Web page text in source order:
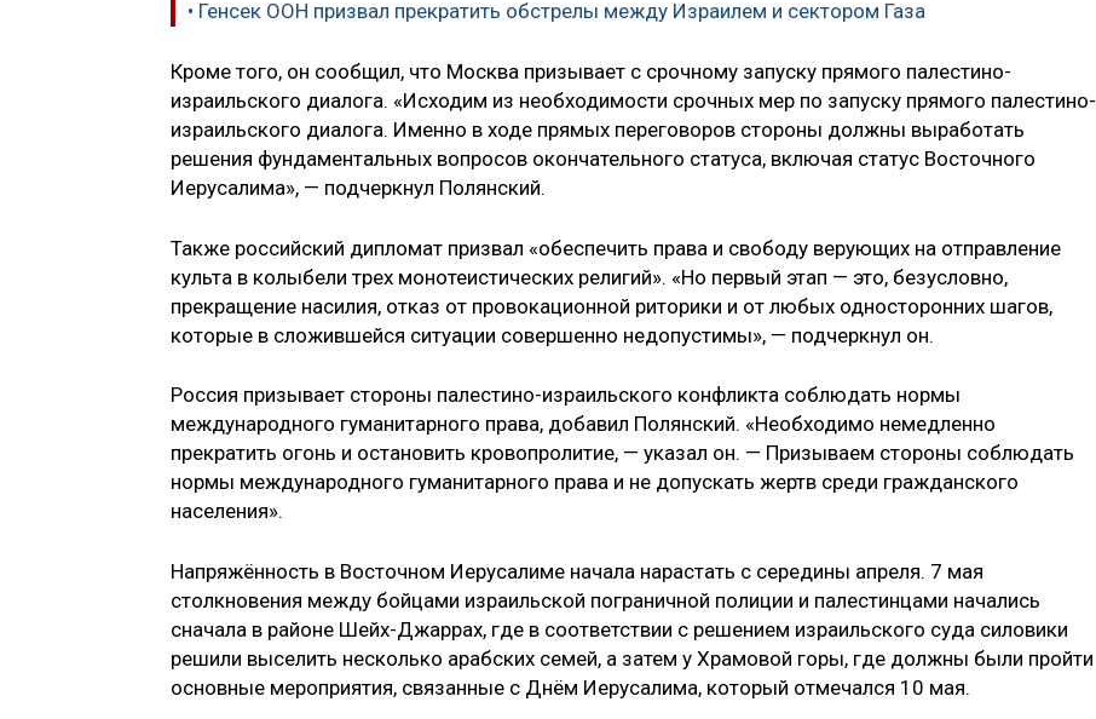
• Генсек ООН призвал прекратить обстрелы между Израилем и сектором Газа
Кроме того, он сообщил, что Москва призывает с срочному запуску прямого палестино-
израильского диалога. «Исходим из необходимости срочных мер по запуску прямого палестино-
израильского диалога. Именно в ходе прямых переговоров стороны должны выработать
решения фундаментальных вопросов окончательного статуса, включая статус Восточного
Иерусалима», — подчеркнул Полянский.
Также российский дипломат призвал «обеспечить права и свободу верующих на отправление
культа в колыбели трех монотеистических религий». «Но первый этап — это, безусловно,
прекращение насилия, отказ от провокационной риторики и от любых односторонних шагов,
которые в сложившейся ситуации совершенно недопустимы», — подчеркнул он.
Россия призывает стороны палестино-израильского конфликта соблюдать нормы
международного гуманитарного права, добавил Полянский. «Необходимо немедленно
прекратить огонь и остановить кровопролитие, — указал он. — Призываем стороны соблюдать
нормы международного гуманитарного права и не допускать жертв среди гражданского
населения».
Напряжённость в Восточном Иерусалиме начала нарастать с середины апреля. 7 мая
столкновения между бойцами израильской пограничной полиции и палестинцами начались
сначала в районе Шейх-Джаррах, где в соответствии с решением израильского суда силовики
решили выселить несколько арабских семей, а затем у Храмовой горы, где должны были пройти
основные мероприятия, связанные с Днём Иерусалима, который отмечался 10 мая.